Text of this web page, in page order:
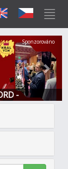
-
Další
Sponzorováno